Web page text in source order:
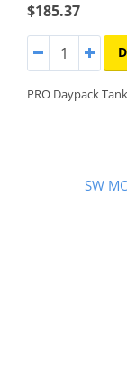
$185.37
PRO Daypack
SW